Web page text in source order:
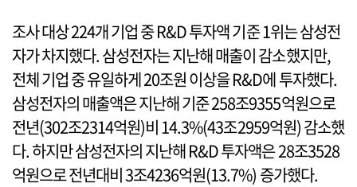
조사 대상 224개 기업 중 R&D 투자액 기준 1위는 삼성전
자가 차지했다. 삼성전자는 지난해 매출이 감소했지만,
전체 기업 중 유일하게 20조원 이상을 R&D에 투자했다.
삼성전자의 매출액은 지난해 기준 258조9355억원으로
전년(302조2314억원)비 14.3%(43조2959억원) 감소했
다. 하지만 삼성전자의 지난해 R&D 투자액은 28조3528
억원으로 전년대비 3조4236억원(13.7%) 증가했다.